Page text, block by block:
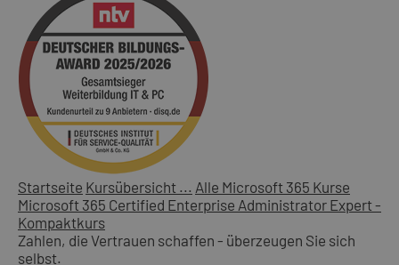
Startseite Kursübersicht ... Alle Microsoft 365 Kurse
Microsoft 365 Certified Enterprise Administrator Expert -
Kompaktkurs
Zahlen, die Vertrauen schaffen - überzeugen Sie sich
selbst.